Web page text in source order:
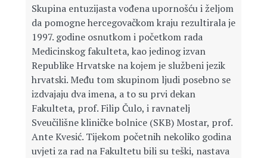
Skupina entuzijasta vođena upornošću i željom
da pomogne hercegovačkom kraju rezultirala je
1997. godine osnutkom i početkom rada
Medicinskog fakulteta, kao jedinog izvan
Republike Hrvatske na kojem je službeni jezik
hrvatski. Među tom skupinom ljudi posebno se
izdvajaju dva imena, a to su prvi dekan
Fakulteta, prof. Filip Čulo, i ravnatelj
Sveučilišne kliničke bolnice (SKB) Mostar, prof.
Ante Kvesić. Tijekom početnih nekoliko godina
uvjeti za rad na Fakultetu bili su teški, nastava